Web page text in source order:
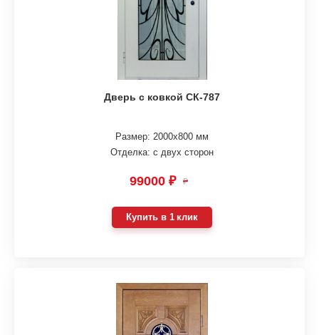
Дверь с ковкой СК-787
Размер: 2000х800 мм
Отделка: с двух сторон
99000 ₽ ₽
Купить в 1 клик